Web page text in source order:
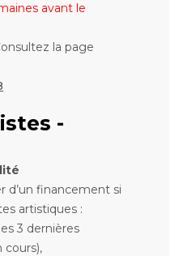
avant le
la page
-
d’un financement si
artistiques :
3 dernières
cours),